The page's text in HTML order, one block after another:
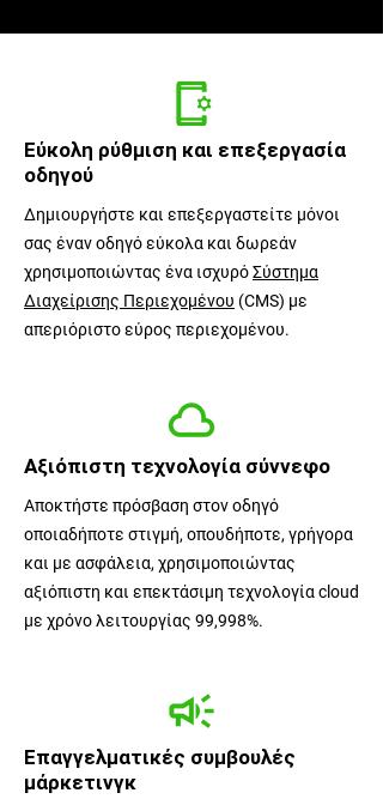
Εύκολη ρύθμιση και επεξεργασία
οδηγού
Δημιουργήστε και επεξεργαστείτε μόνοι
σας έναν οδηγό εύκολα και δωρεάν
χρησιμοποιώντας ένα ισχυρόΣύστημα
Διαχείρισης Περιεχομένου (CMS) με
απεριόριστο εύρος περιεχομένου.
Αξιόπιστη τεχνολογία σύννεφο
Αποκτήστε πρόσβαση στον οδηγό
οποιαδήποτε στιγμή, οπουδήποτε, γρήγορα
και με ασφάλεια, χρησιμοποιώντας
αξιόπιστη και επεκτάσιμη τεχνολογία cloud
με χρόνο λειτουργίας 99,998%.
Επαγγελματικές συμβουλές
μάρκετινγκ